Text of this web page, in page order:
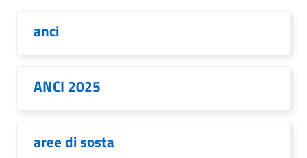
anci
ANCI 2025
aree di sosta